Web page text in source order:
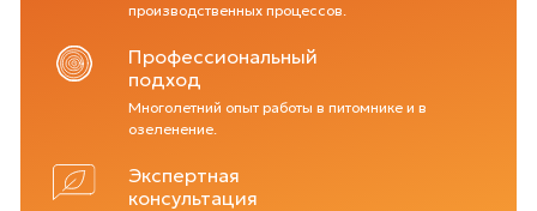
производственных процессов.
Профессиональный
подход
Многолетний опыт работы в питомнике и в
озеленение.
Экспертная
консультация